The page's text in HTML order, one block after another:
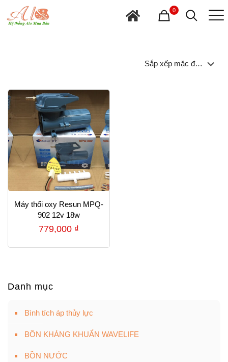
0
Máy thổi oxy Resun MPQ-
902 12v 18w
779,000 ₫
Danh mục
Bình tích áp thủy lực
BỒN KHÁNG KHUẨN WAVELIFE
BỒN NƯỚC